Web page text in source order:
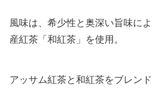
風味は、希少性と奥深い旨味に
産紅茶「和紅茶」を使用。
アッサム紅茶と和紅茶をブレン